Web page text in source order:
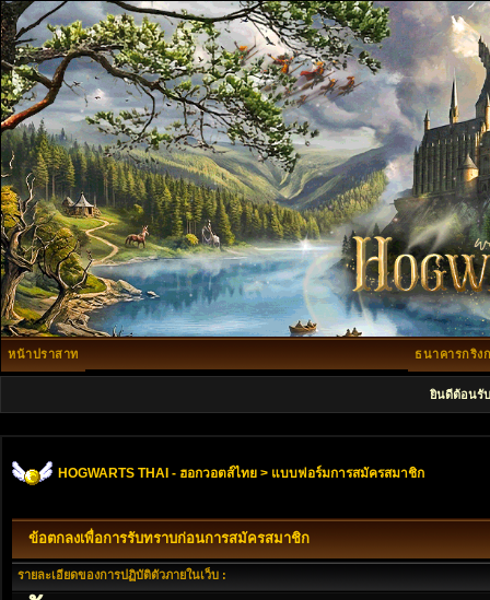
หน้าปราสาท ธนาคารกริง
ยินดีต้อนรับ
HOGWARTS THAI - ฮอกวอตส์ไทย > แบบฟอร์มการสมัครสมาชิก
ข้อตกลงเพื่อการรับทราบก่อนการสมัครสมาชิก
รายละเอียดของการปฏิบัติตัวภายในเว็บ :